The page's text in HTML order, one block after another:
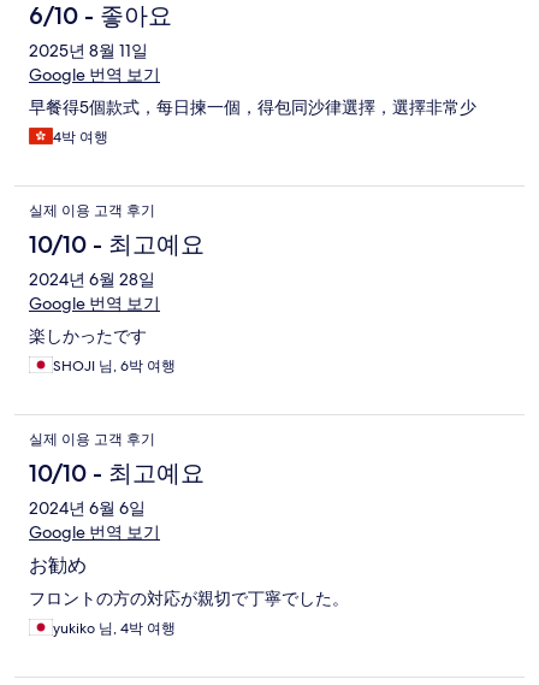
6/10 - 좋아요
2025년 8월 11일
Google 번역 보기
早餐得5個款式，每日揀一個，得包同沙律選擇，選擇非常少
4박 여행
실제 이용 고객 후기
10/10 - 최고예요
2024년 6월 28일
Google 번역 보기
楽しかったです
SHOJI 님, 6박 여행
실제 이용 고객 후기
10/10 - 최고예요
2024년 6월 6일
Google 번역 보기
お勧め
フロントの方の対応が親切で丁寧でした。
yukiko 님, 4박 여행